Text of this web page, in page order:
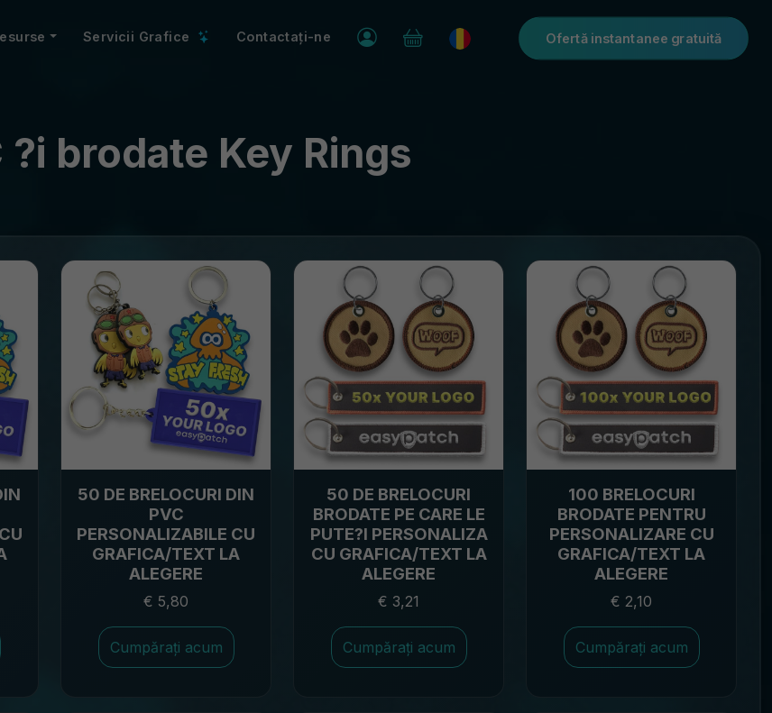
Servicii Grafice Contactați-ne Ofertă instantanee gratuită
?i brodate Key Rings
50 DE BRELOCURI DIN
PVC
PERSONALIZABILE CU
GRAFICA/TEXT LA
ALEGERE
€ 5,80
Cumpărați acum
50 DE BRELOCURI
BRODATE PE CARE LE
PUTE?I PERSONALIZA
CU GRAFICA/TEXT LA
ALEGERE
€ 3,21
Cumpărați acum
100 BRELOCURI
BRODATE PENTRU
PERSONALIZARE CU
GRAFICA/TEXT LA
ALEGERE
€ 2,10
Cumpărați acum